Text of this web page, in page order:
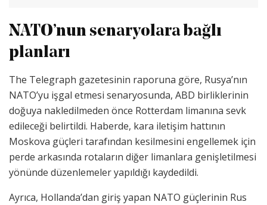
NATO’nun senaryolara bağlı
planları
The Telegraph gazetesinin raporuna göre, Rusya’nın
NATO’yu işgal etmesi senaryosunda, ABD birliklerinin
doğuya nakledilmeden önce Rotterdam limanına sevk
edileceği belirtildi. Haberde, kara iletişim hattının
Moskova güçleri tarafından kesilmesini engellemek için
perde arkasında rotaların diğer limanlara genişletilmesi
yönünde düzenlemeler yapıldığı kaydedildi.
Ayrıca, Hollanda’dan giriş yapan NATO güçlerinin Rus